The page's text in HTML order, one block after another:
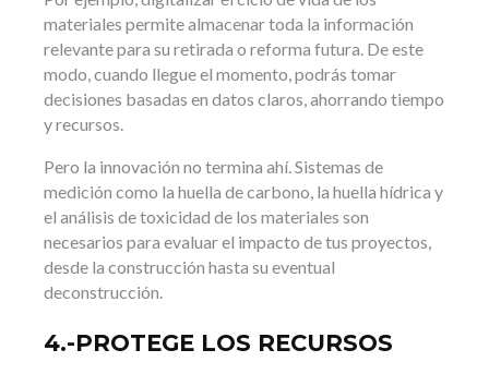
materiales permite almacenar toda la información
relevante para su retirada o reforma futura. De este
modo, cuando llegue el momento, podrás tomar
decisiones basadas en datos claros, ahorrando tiempo
y recursos.
Pero la innovación no termina ahí. Sistemas de
medición como la huella de carbono, la huella hídrica y
el análisis de toxicidad de los materiales son
necesarios para evaluar el impacto de tus proyectos,
desde la construcción hasta su eventual
deconstrucción.
4.-PROTEGE LOS RECURSOS